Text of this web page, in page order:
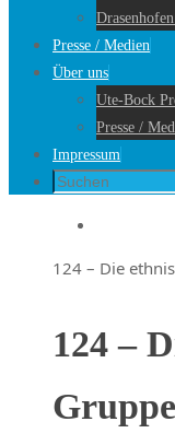
Presse / Medien
Über uns
Ute-Bock
Presse /
Impressum
Suche
Startseite
124 – Die
124 –